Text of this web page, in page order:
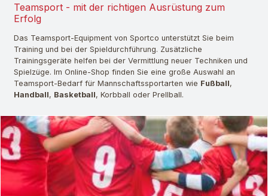
Teamsport - mit der richtigen Ausrüstung zum
Erfolg
Das Teamsport-Equipment von Sportco unterstützt Sie beim
Training und bei der Spieldurchführung. Zusätzliche
Trainingsgeräte helfen bei der Vermittlung neuer Techniken und
Spielzüge. Im Online-Shop finden Sie eine große Auswahl an
Teamsport-Bedarf für Mannschaftssportarten wie Fußball,
Handball, Basketball, Korbball oder Prellball.